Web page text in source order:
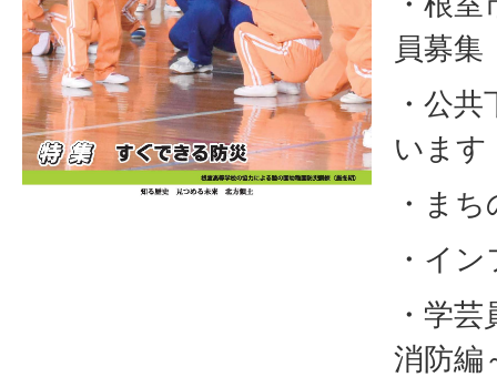
員募集
・公
います
・ま
・イ
・学
消防編